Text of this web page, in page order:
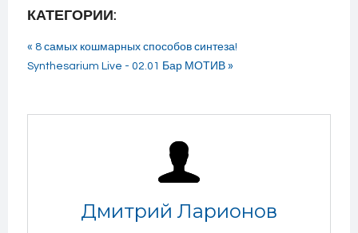
КАТЕГОРИИ:
« 8 самых кошмарных способов синтеза!
Synthesarium Live - 02.01 Бар МОТИВ »
Дмитрий Ларионов